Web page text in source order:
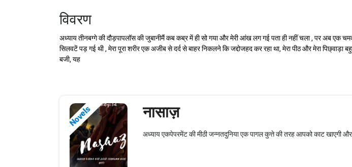
विवरण
अध्याय तीनबग्गे की दौड़पापलॉस की जुबानीमैं कब कब्र में ही सो गया और मेरी आंख लग गई पता ही नहीं चला , पर अब एक
सिलवटें पड़ गई थी , मेरा पूरा शरीर एक अजीब से दर्द से बाहर निकलने कि जद्दोजहद कर रहा था, मेरा पीठ और मेरा
बजी, यह
Novels नासाज़
अध्याय एकपेपरमेंट की मीठी जन्नतदुनिया एक पागल कुत्ते की तरह आपको काट खाएगी